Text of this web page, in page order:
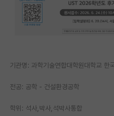
임용 후기 게시판
PI 전용 게시판
특수/전문대학원 게시판
반도체/AI 게시판
기관명: 과학기술연합대학원대학교 한
전공: 공학 - 건설환경공학
학위: 석사,박사,석박사통합